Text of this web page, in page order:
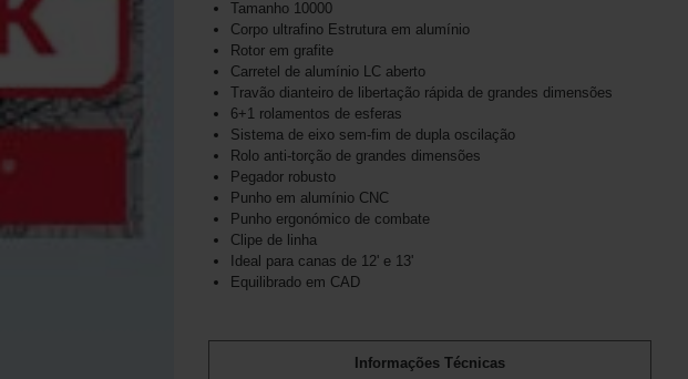
Tamanho 10000
Corpo ultrafino Estrutura em alumínio
Rotor em grafite
Carretel de alumínio LC aberto
Travão dianteiro de libertação rápida de grandes dimensões
6+1 rolamentos de esferas
Sistema de eixo sem-fim de dupla oscilação
Rolo anti-torção de grandes dimensões
Pegador robusto
Punho em alumínio CNC
Punho ergonómico de combate
Clipe de linha
Ideal para canas de 12' e 13'
Equilibrado em CAD
Informações Técnicas